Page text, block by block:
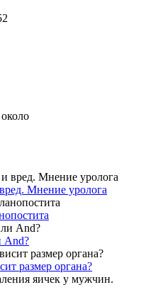
Мнение уролога
And?
размер органа?